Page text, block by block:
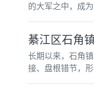
的大军之中，成
綦江区石角
长期以来，石角
接、盘根错节，